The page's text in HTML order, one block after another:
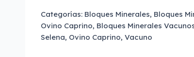
Categorías: Bloques Minerales, Bloques
Ovino Caprino, Bloques Minerales
Selena, Ovino Caprino, Vacuno